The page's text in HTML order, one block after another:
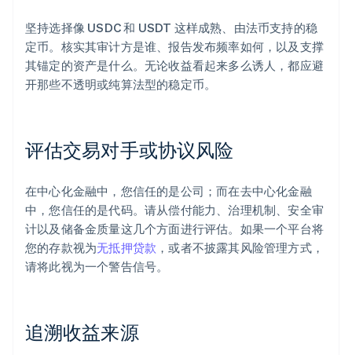
坚持选择像 USDC 和 USDT 这样成熟、由法币支持的稳
定币。核实其审计方是谁、报告发布频率如何，以及支撑
其锚定的资产是什么。无论收益看起来多么诱人，都应避
开那些不透明或纯算法型的稳定币。
评估交易对手或协议风险
在中心化金融中，您信任的是公司；而在去中心化金融
中，您信任的是代码。请从偿付能力、治理机制、安全审
计以及储备金质量这几个方面进行评估。如果一个平台将
您的存款视为无抵押贷款 ，或者不披露其风险管理方式，
请将此视为一个警告信号。
追溯收益来源